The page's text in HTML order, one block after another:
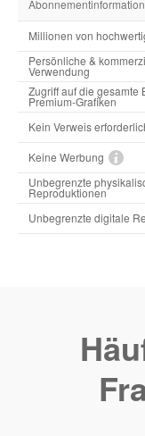
Millionen von
Persönliche &
Verwendung
Zugriff auf die gesamte
Premium-Grafiken
Kein Verweis
Keine Werbung
Unbegrenzte
Reproduktionen
Unbegrenzte digitale